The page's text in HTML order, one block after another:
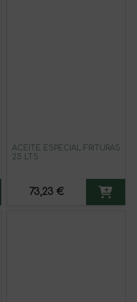
ACEITE ESPECIAL FRITURAS
25 LTS
73,23 €